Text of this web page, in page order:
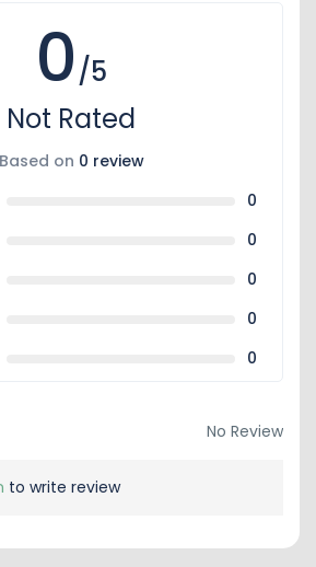
0/5
Not Rated
Based on 0 review
0
0
0
0
0
No Review
to write review